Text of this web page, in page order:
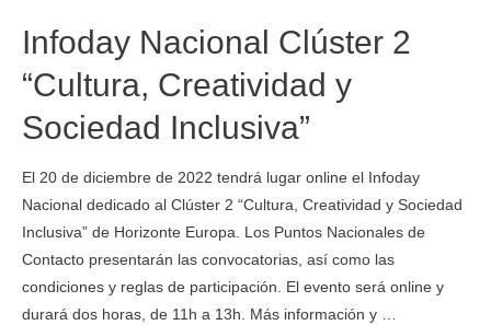
Infoday Nacional Clúster 2
“Cultura, Creatividad y
Sociedad Inclusiva”
El 20 de diciembre de 2022 tendrá lugar online el Infoday
Nacional dedicado al Clúster 2 “Cultura, Creatividad y Sociedad
Inclusiva” de Horizonte Europa. Los Puntos Nacionales de
Contacto presentarán las convocatorias, así como las
condiciones y reglas de participación. El evento será online y
durará dos horas, de 11h a 13h. Más información y …